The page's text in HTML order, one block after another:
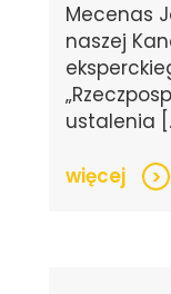
Mecenas
naszej
ustalenia
więcej >